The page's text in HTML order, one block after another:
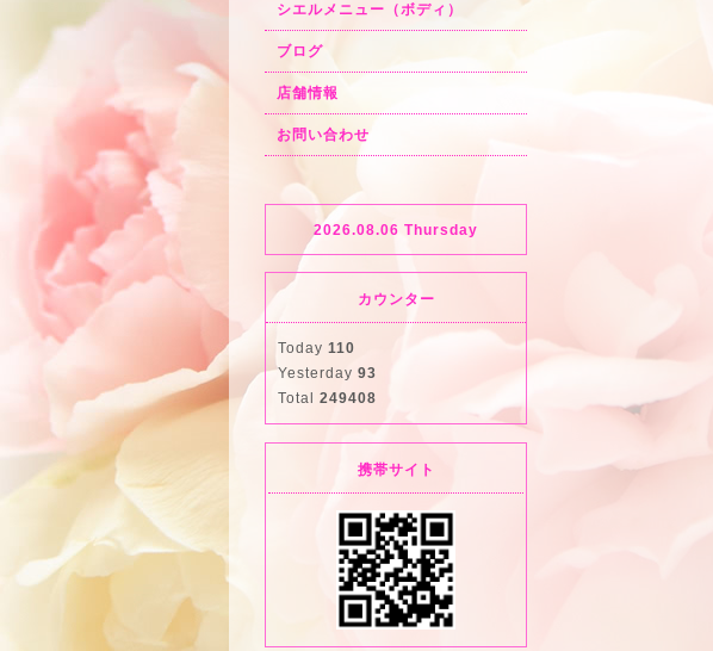
シエルメニュー（ボディ）
ブログ
店舗情報
お問い合わせ
2026.08.06 Thursday
カウンター
Today 110
Yesterday 93
Total 249408
携帯サイト